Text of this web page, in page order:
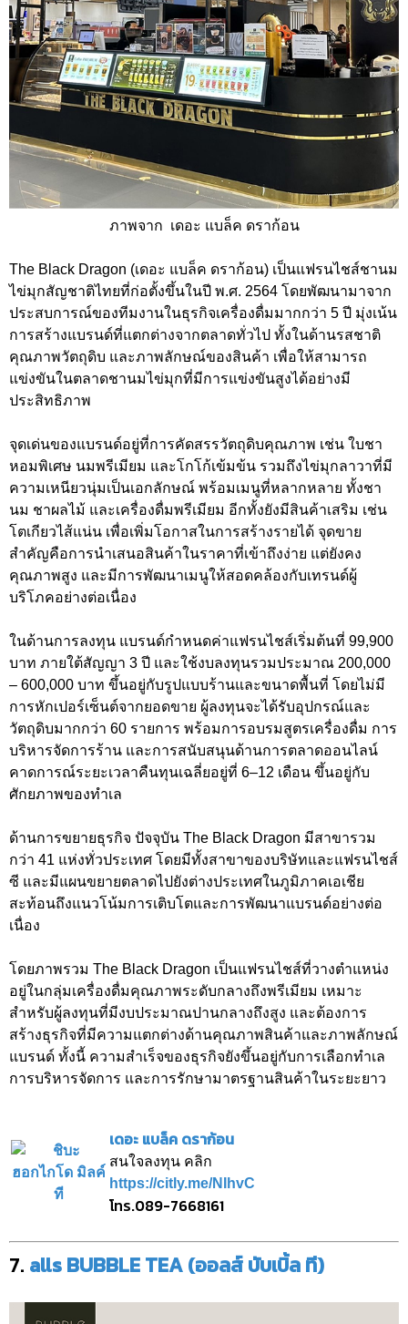
ภาพจาก เดอะ แบล็ค ดราก้อน
The Black Dragon (เดอะ แบล็ค ดราก้อน) เป็นแฟรนไชส์ชานม
ไข่มุกสัญชาติไทยที่ก่อตั้งขึ้นในปี พ.ศ. 2564 โดยพัฒนามาจาก
ประสบการณ์ของทีมงานในธุรกิจเครื่องดื่มมากกว่า 5 ปี มุ่งเน้น
การสร้างแบรนด์ที่แตกต่างจากตลาดทั่วไป ทั้งในด้านรสชาติ
คุณภาพวัตถุดิบ และภาพลักษณ์ของสินค้า เพื่อให้สามารถ
แข่งขันในตลาดชานมไข่มุกที่มีการแข่งขันสูงได้อย่างมี
ประสิทธิภาพ
จุดเด่นของแบรนด์อยู่ที่การคัดสรรวัตถุดิบคุณภาพ เช่น ใบชา
หอมพิเศษ นมพรีเมียม และโกโก้เข้มข้น รวมถึงไข่มุกลาวาที่มี
ความเหนียวนุ่มเป็นเอกลักษณ์ พร้อมเมนูที่หลากหลาย ทั้งชา
นม ชาผลไม้ และเครื่องดื่มพรีเมียม อีกทั้งยังมีสินค้าเสริม เช่น
โตเกียวไส้แน่น เพื่อเพิ่มโอกาสในการสร้างรายได้ จุดขาย
สำคัญคือการนำเสนอสินค้าในราคาที่เข้าถึงง่าย แต่ยังคง
คุณภาพสูง และมีการพัฒนาเมนูให้สอดคล้องกับเทรนด์ผู้
บริโภคอย่างต่อเนื่อง
ในด้านการลงทุน แบรนด์กำหนดค่าแฟรนไชส์เริ่มต้นที่ 99,900
บาท ภายใต้สัญญา 3 ปี และใช้งบลงทุนรวมประมาณ 200,000
– 600,000 บาท ขึ้นอยู่กับรูปแบบร้านและขนาดพื้นที่ โดยไม่มี
การหักเปอร์เซ็นต์จากยอดขาย ผู้ลงทุนจะได้รับอุปกรณ์และ
วัตถุดิบมากกว่า 60 รายการ พร้อมการอบรมสูตรเครื่องดื่ม การ
บริหารจัดการร้าน และการสนับสนุนด้านการตลาดออนไลน์
คาดการณ์ระยะเวลาคืนทุนเฉลี่ยอยู่ที่ 6–12 เดือน ขึ้นอยู่กับ
ศักยภาพของทำเล
ด้านการขยายธุรกิจ ปัจจุบัน The Black Dragon มีสาขารวม
กว่า 41 แห่งทั่วประเทศ โดยมีทั้งสาขาของบริษัทและแฟรนไชส์
ซี และมีแผนขยายตลาดไปยังต่างประเทศในภูมิภาคเอเชีย
สะท้อนถึงแนวโน้มการเติบโตและการพัฒนาแบรนด์อย่างต่อ
เนื่อง
โดยภาพรวม The Black Dragon เป็นแฟรนไชส์ที่วางตำแหน่ง
อยู่ในกลุ่มเครื่องดื่มคุณภาพระดับกลางถึงพรีเมียม เหมาะ
สำหรับผู้ลงทุนที่มีงบประมาณปานกลางถึงสูง และต้องการ
สร้างธุรกิจที่มีความแตกต่างด้านคุณภาพสินค้าและภาพลักษณ์
แบรนด์ ทั้งนี้ ความสำเร็จของธุรกิจยังขึ้นอยู่กับการเลือกทำเล
การบริหารจัดการ และการรักษามาตรฐานสินค้าในระยะยาว
เดอะ แบล็ค ดราก้อน
สนใจลงทุน คลิก
https://citly.me/NIhvC
โทร.089-7668161
7. alls BUBBLE TEA (ออลส์ บับเบิ้ล ที)